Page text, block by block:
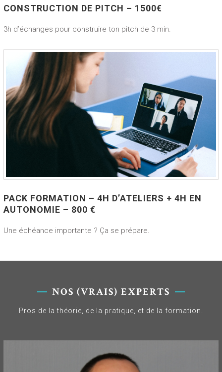
CONSTRUCTION DE PITCH – 1500€
3h d’échanges pour construire ton pitch de 3 min.
PACK FORMATION – 4H D’ATELIERS + 4H EN
AUTONOMIE – 800 €
Une échéance importante ? Ça se prépare.
NOS (VRAIS) EXPERTS
Pros de la théorie, de la pratique, et de la formation.